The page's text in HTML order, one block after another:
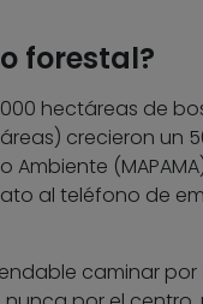
forestal?
hectáreas de
crecieron un
al teléfono de
caminar por